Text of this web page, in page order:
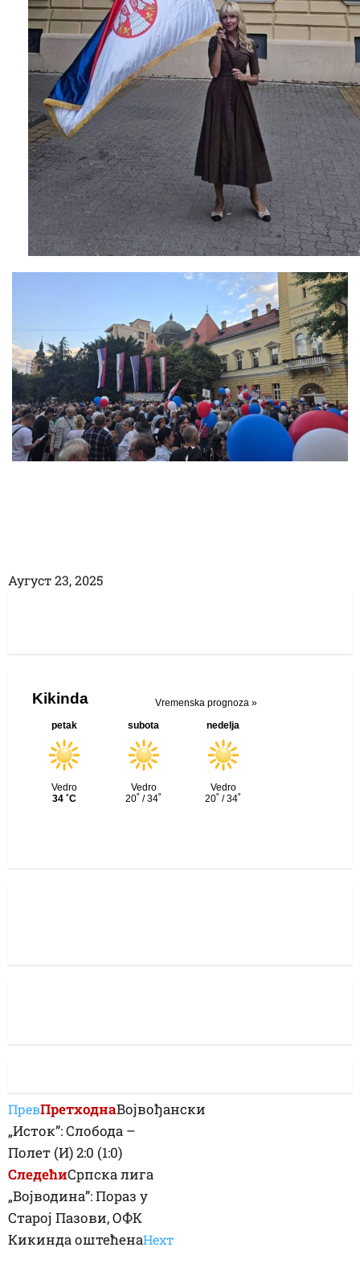
Аугуст 23, 2025
ПревПретходнаВојвођански
„Исток”: Слобода –
Полет (И) 2:0 (1:0)
СледећиСрпска лига
„Војводина”: Пораз у
Старој Пазови, ОФК
Кикинда оштећенаНеxт